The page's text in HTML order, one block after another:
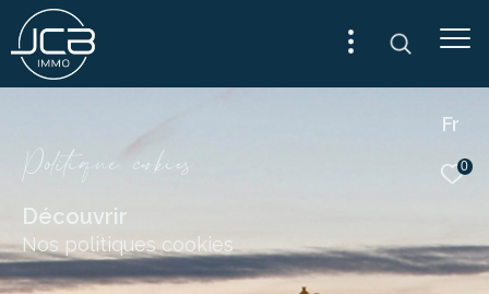
Fr
0
Poiique cokie
Découvrir
Nos politiques cookies